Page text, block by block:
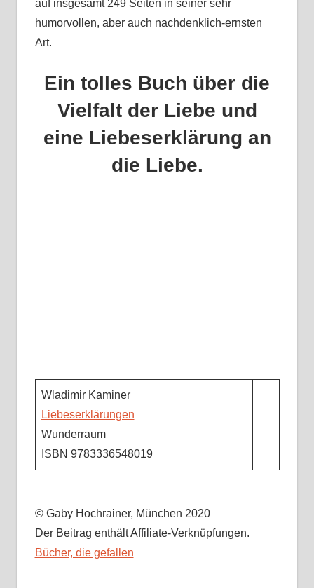
auf insgesamt 249 Seiten in seiner sehr
humorvollen, aber auch nachdenklich-ernsten
Art.
Ein tolles Buch über die
Vielfalt der Liebe und
eine Liebeserklärung an
die Liebe.
Wladimir Kaminer
Liebeserklärungen
Wunderraum
ISBN 9783336548019
© Gaby Hochrainer, München 2020
Der Beitrag enthält Affiliate-Verknüpfungen.
Bücher, die gefallen